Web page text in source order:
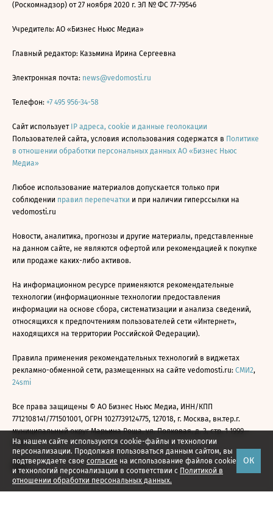
На нашем сайте используются cookie-файлы и технологии
персонализации. Продолжая пользоваться данным сайтом, вы
подтверждаете свое согласие на использование файлов cookie
и технологий персонализации в соответствии с Политикой в
отношении обработки персональных данных.
ОК
(Роскомнадзор) от 27 ноября 2020 г. ЭЛ № ФС 77-79546
Учредитель: АО «Бизнес Ньюс Медиа»
Главный редактор: Казьмина Ирина Сергеевна
Электронная почта: news@vedomosti.ru
Телефон: +7 495 956-34-58
Сайт использует IP адреса, cookie и данные геолокации
Пользователей сайта, условия использования содержатся в Политике
в отношении обработки персональных данных АО «Бизнес Ньюс
Медиа»
Любое использование материалов допускается только при
соблюдении правил перепечатки и при наличии гиперссылки на
vedomosti.ru
Новости, аналитика, прогнозы и другие материалы, представленные
на данном сайте, не являются офертой или рекомендацией к покупке
или продаже каких-либо активов.
На информационном ресурсе применяются рекомендательные
технологии (информационные технологии предоставления
информации на основе сбора, систематизации и анализа сведений,
относящихся к предпочтениям пользователей сети «Интернет»,
находящихся на территории Российской Федерации).
Правила применения рекомендательных технологий в виджетах
рекламно-обменной сети, размещенных на сайте vedomosti.ru: СМИ2,
24smi
Все права защищены © АО Бизнес Ньюс Медиа, ИНН/КПП
7712108141/771501001, ОГРН 1027739124775, 127018, г. Москва, вн.тер.г.
муниципальный округ Марьина Роща, ул. Полковая, д. 3, стр. 1 1999—
2026